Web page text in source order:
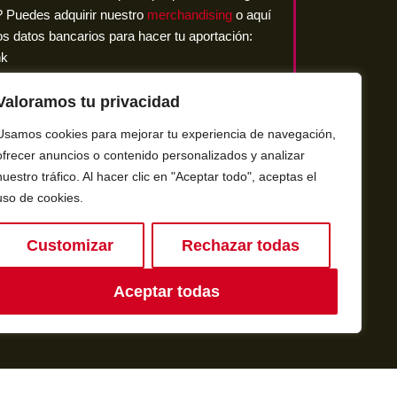
tu privacidad
cookies para mejorar tu experiencia de navegación,
anuncios o contenido personalizados y analizar
tráfico. Al hacer clic en "Aceptar todo", aceptas el
de cookies.
Customizar Rechazar todas
Aceptar todas
Puedes adquirir nuestro merchandising o aquí
datos bancarios para hacer tu aportación:
4114 1512 00
e.V.
tu ayuda!